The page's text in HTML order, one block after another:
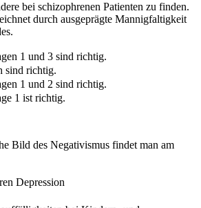
bei schizophrenen Patienten zu finden.
durch ausgeprägte Mannigfaltigkeit
1 und 3 sind richtig.
sind richtig.
1 und 2 sind richtig.
1 ist richtig.
Bild des Negativismus findet man am
Depression